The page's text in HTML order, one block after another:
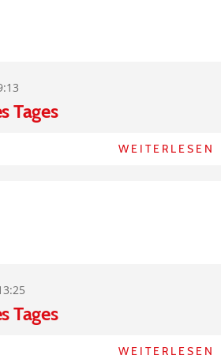
Tages
WEITERLESEN
Tages
WEITERLESEN